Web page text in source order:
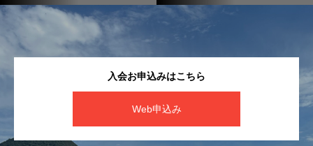
入会お申込みはこちら
Web申込み